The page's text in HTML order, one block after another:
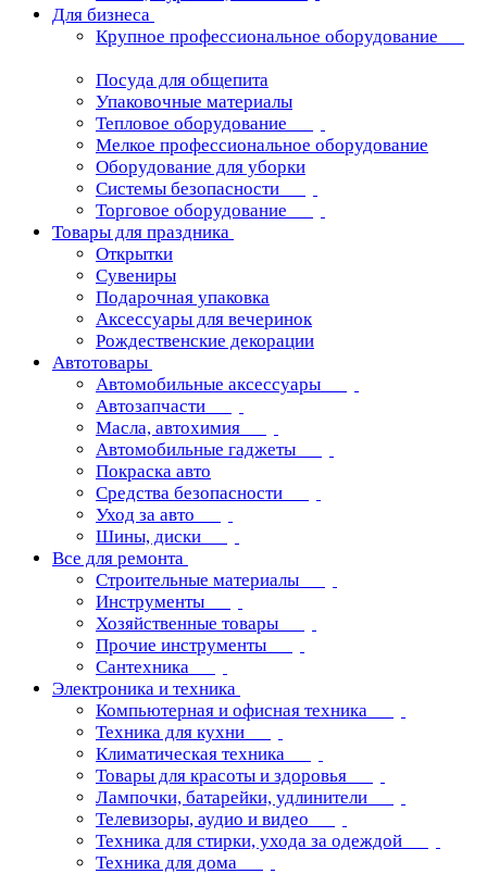
Для бизнеса
Крупное профессиональное оборудование
Посуда для общепита
Упаковочные материалы
Тепловое оборудование
Мелкое профессиональное оборудование
Оборудование для уборки
Системы безопасности
Торговое оборудование
Товары для праздника
Открытки
Сувениры
Подарочная упаковка
Аксессуары для вечеринок
Рождественские декорации
Автотовары
Автомобильные аксессуары
Автозапчасти
Масла, автохимия
Автомобильные гаджеты
Покраска авто
Средства безопасности
Уход за авто
Шины, диски
Все для ремонта
Строительные материалы
Инструменты
Хозяйственные товары
Прочие инструменты
Сантехника
Электроника и техника
Компьютерная и офисная техника
Техника для кухни
Климатическая техника
Товары для красоты и здоровья
Лампочки, батарейки, удлинители
Телевизоры, аудио и видео
Техника для стирки, ухода за одеждой
Техника для дома